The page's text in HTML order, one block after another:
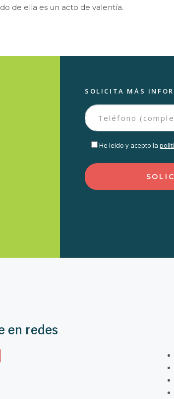
de ella es un acto de valentía.
SOLICITA MÁS
He leído y acepto la
en redes